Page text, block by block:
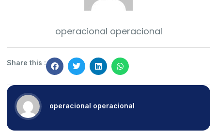
operacional operacional
Share this :
operacional operacional